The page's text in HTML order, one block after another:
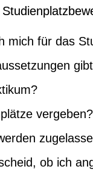
mich für das
vergeben?
ob ich